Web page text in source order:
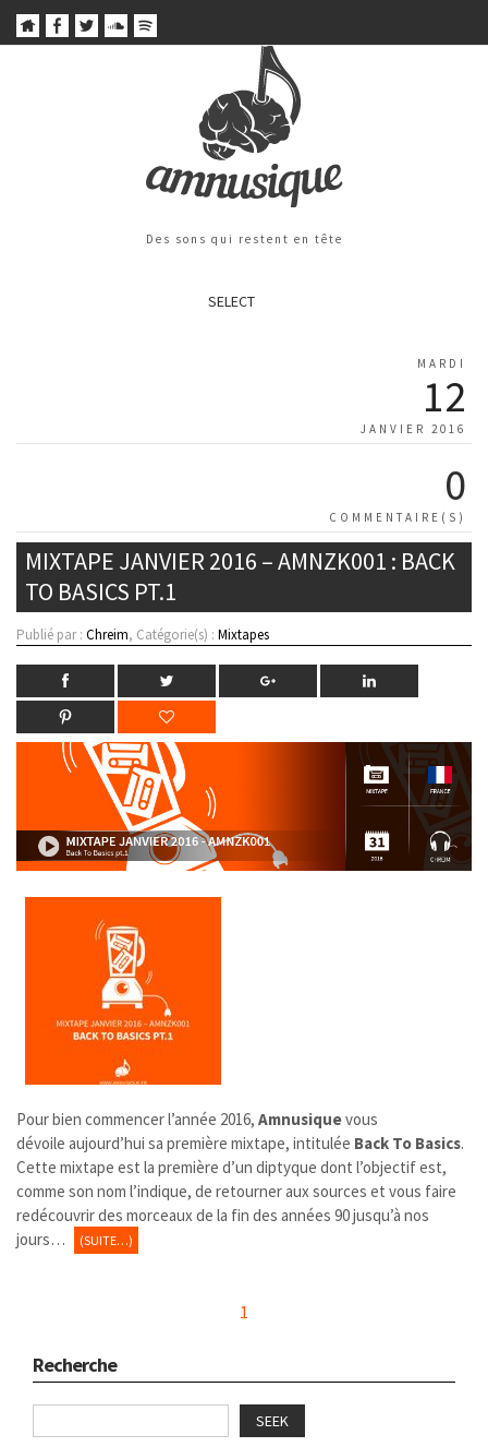
Des sons qui restent en tête
SELECT
MARDI
12
JANVIER 2016
0
COMMENTAIRE(S)
MIXTAPE JANVIER 2016 – AMNZK001 : BACK
TO BASICS PT.1
Publié par : Chreim, Catégorie(s) : Mixtapes
Pour bien commencer l’année 2016, Amnusiquevous
dévoile aujourd’hui sa première mixtape, intitulée Back To Basics.
Cette mixtape est la première d’un diptyque dont l’objectif est,
comme son nom l’indique, de retourner aux sources et vous faire
redécouvrir des morceaux de la fin des années 90 jusqu’à nos
jours…
(SUITE…)
1
Recherche
SEEK